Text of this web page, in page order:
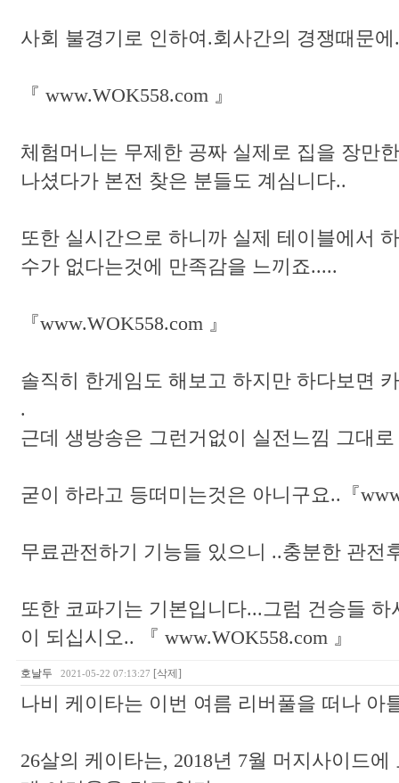
사회 불경기로 인하여.회사간의 경쟁때문
『 www.WOK558.com 』
체험머니는 무제한 공짜 실제로 집을 장만
나셨다가 본전 찾은 분들도 계심니다..
또한 실시간으로 하니까 실제 테이블에서
수가 없다는것에 만족감을 느끼죠.....
『www.WOK558.com 』
솔직히 한게임도 해보고 하지만 하다보면
.
근데 생방송은 그런거없이 실전느낌 그대
굳이 하라고 등떠미는것은 아니구요..『
무료관전하기 기능들 있으니 ..충분한 관전
또한 코파기는 기본입니다...그럼 건승들
이 되십시오.. 『 www.WOK558.com 』
호날두 2021-05-22 07:13:27 [삭제]
나비 케이타는 이번 여름 리버풀을 떠나
26살의 케이타는, 2018년 7월 머지사이드